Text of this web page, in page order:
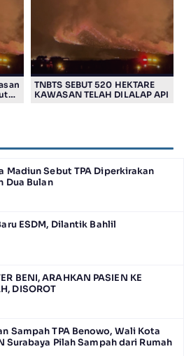
TNBTS SEBUT 520 HEKTARE
KAWASAN TELAH DILALAP API
Madiun Sebut TPA Diperkirakan
Dua Bulan
ESDM, Dilantik Bahlil
BENI, ARAHKAN PASIEN KE
DISOROT
Sampah TPA Benowo, Wali Kota
Surabaya Pilah Sampah dari Rumah